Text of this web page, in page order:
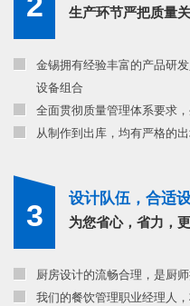
生产环节严把质量关
金锡拥有经验丰富的产品研
设备组合
全面贯彻质量管理体系要求
从制作到出库，均有严格的
3
设计队伍，合适
为您省心，省力，
厨房设计的流畅合理，是厨
我们的餐饮管理职业经理人